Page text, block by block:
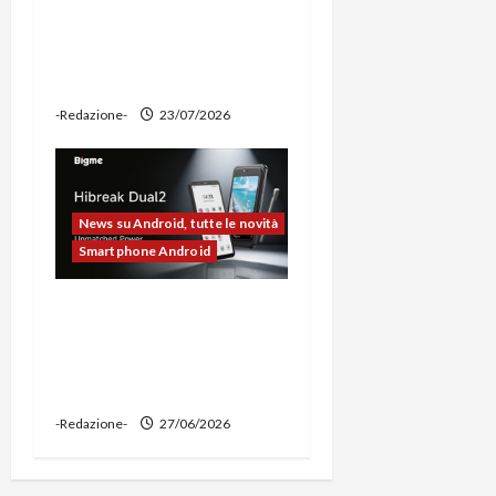
-Redazione- 23/07/2026
News su Android, tutte le novità
Smartphone Android
-Redazione- 27/06/2026